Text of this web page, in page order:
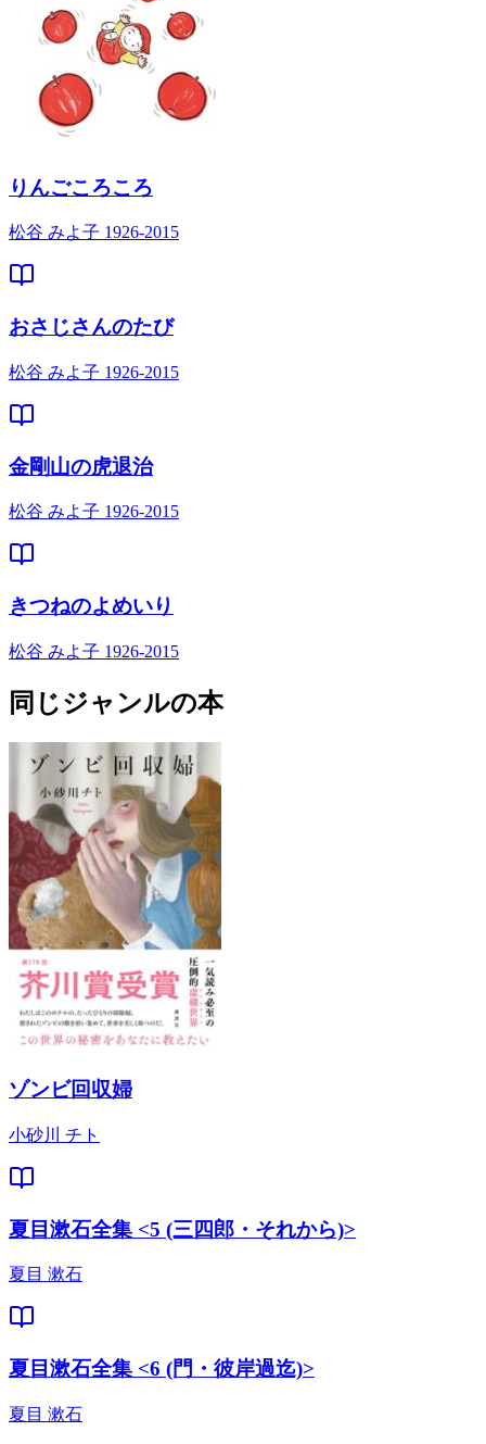
りんごころころ
松谷 みよ子 1926-2015
おさじさんのたび
松谷 みよ子 1926-2015
金剛山の虎退治
松谷 みよ子 1926-2015
きつねのよめいり
松谷 みよ子 1926-2015
同じジャンルの本
ゾンビ回収婦
小砂川 チト
夏目漱石全集 <5 (三四郎・それから)>
夏目 漱石
夏目漱石全集 <6 (門・彼岸過迄)>
夏目 漱石